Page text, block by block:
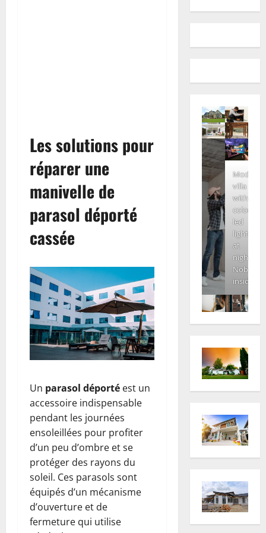
Les solutions pour
réparer une
manivelle de
parasol déporté
cassée
Un parasol déporté est un
accessoire indispensable
pendant les journées
ensoleillées pour profiter
d’un peu d’ombre et se
protéger des rayons du
soleil. Ces parasols sont
équipés d’un mécanisme
d’ouverture et de
fermeture qui utilise
Modern
villa
with
colored
led
lights
at
night.
Nobody
inside